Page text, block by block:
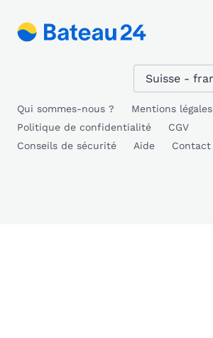
Qui sommes-nous ?
Mentions légales
Politique de confidentialité
CGV
Conseils de sécurité
Aide Contact